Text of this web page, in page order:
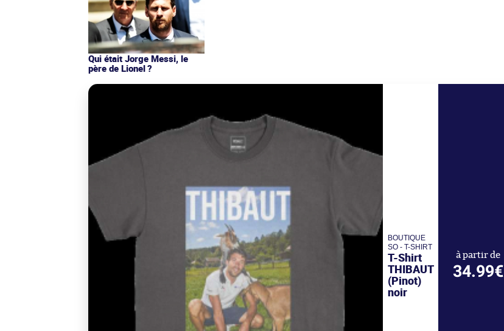
Qui était Jorge Messi, le
père de Lionel ?
BOUTIQUE
SO - T-SHIRT
T-Shirt
THIBAUT
(Pinot)
noir
à partir de
34.99€